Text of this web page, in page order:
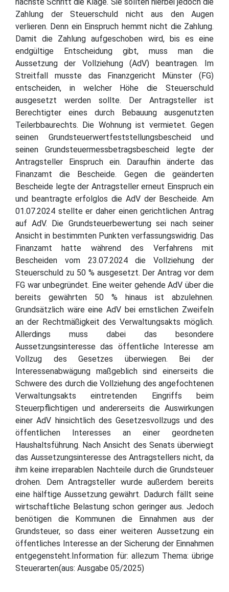
Zahlung der Steuerschuld nicht aus den Augen
verlieren. Denn ein Einspruch hemmt nicht die Zahlung.
Damit die Zahlung aufgeschoben wird, bis es eine
endgültige Entscheidung gibt, muss man die
Aussetzung der Vollziehung (AdV) beantragen. Im
Streitfall musste das Finanzgericht Münster (FG)
entscheiden, in welcher Höhe die Steuerschuld
ausgesetzt werden sollte. Der Antragsteller ist
Berechtigter eines durch Bebauung ausgenutzten
Teilerbbaurechts. Die Wohnung ist vermietet. Gegen
seinen Grundsteuerwertfeststellungsbescheid und
seinen Grundsteuermessbetragsbescheid legte der
Antragsteller Einspruch ein. Daraufhin änderte das
Finanzamt die Bescheide. Gegen die geänderten
Bescheide legte der Antragsteller erneut Einspruch ein
und beantragte erfolglos die AdV der Bescheide. Am
01.07.2024 stellte er daher einen gerichtlichen Antrag
auf AdV. Die Grundsteuerbewertung sei nach seiner
Ansicht in bestimmten Punkten verfassungswidrig. Das
Finanzamt hatte während des Verfahrens mit
Bescheiden vom 23.07.2024 die Vollziehung der
Steuerschuld zu 50 % ausgesetzt. Der Antrag vor dem
FG war unbegründet. Eine weiter gehende AdV über die
bereits gewährten 50 % hinaus ist abzulehnen.
Grundsätzlich wäre eine AdV bei ernstlichen Zweifeln
an der Rechtmäßigkeit des Verwaltungsakts möglich.
Allerdings muss dabei das besondere
Aussetzungsinteresse das öffentliche Interesse am
Vollzug des Gesetzes überwiegen. Bei der
Interessenabwägung maßgeblich sind einerseits die
Schwere des durch die Vollziehung des angefochtenen
Verwaltungsakts eintretenden Eingriffs beim
Steuerpflichtigen und andererseits die Auswirkungen
einer AdV hinsichtlich des Gesetzesvollzugs und des
öffentlichen Interesses an einer geordneten
Haushaltsführung. Nach Ansicht des Senats überwiegt
das Aussetzungsinteresse des Antragstellers nicht, da
ihm keine irreparablen Nachteile durch die Grundsteuer
drohen. Dem Antragsteller wurde außerdem bereits
eine hälftige Aussetzung gewährt. Dadurch fällt seine
wirtschaftliche Belastung schon geringer aus. Jedoch
benötigen die Kommunen die Einnahmen aus der
Grundsteuer, so dass einer weiteren Aussetzung ein
öffentliches Interesse an der Sicherung der Einnahmen
entgegensteht.Information für: allezum Thema: übrige
Steuerarten(aus: Ausgabe 05/2025)